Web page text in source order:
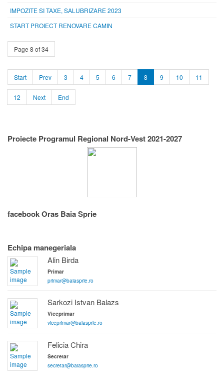
IMPOZITE SI TAXE, SALUBRIZARE 2023
START PROIECT RENOVARE CAMIN
Page 8 of 34
Start Prev 3 4 5 6 7 8 9 10 11
12 Next End
Proiecte Programul Regional Nord-Vest 2021-2027
facebook Oras Baia Sprie
Echipa manegeriala
Alin Birda
Primar
primar@baiasprie.ro
Sarkozi Istvan Balazs
Viceprimar
viceprimar@baiasprie.ro
Felicia Chira
Secretar
secretar@baiasprie.ro